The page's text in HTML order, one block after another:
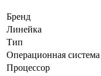
Бренд
Линейка
Тип
Операционная система
Процессор